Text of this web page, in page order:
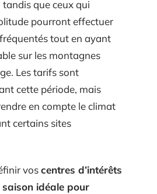
que ceux qui
pourront effectuer
tout en ayant
sur les montagnes
Les tarifs sont
cette période, mais
en compte le climat
certains sites
voscentres d’intérêts
saison idéale pour